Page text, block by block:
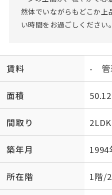
然体でいながらもどこか上
い時間をお過ごしください。
賃料 - 管
面積
間取り 2LDK
築年月 1994
所在階 1階/